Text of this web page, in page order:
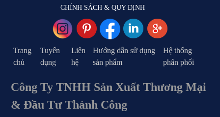
CHÍNH SÁCH & QUY ĐỊNH
Trang
chủ
Tuyển
dụng
Liên
hệ
Hướng dẫn sử dụng
sản phẩm
Hệ thống
phân phối
Công Ty TNHH Sản Xuất Thương Mại
& Đầu Tư Thành Công